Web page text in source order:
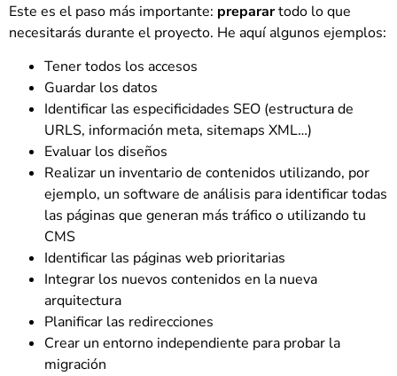
Este es el paso más importante: preparartodo lo que
necesitarás durante el proyecto. He aquí algunos ejemplos:
Tener todos los accesos
Guardar los datos
Identificar las especificidades SEO (estructura de
URLS, información meta, sitemaps XML…)
Evaluar los diseños
Realizar un inventario de contenidos utilizando, por
ejemplo, un software de análisis para identificar todas
las páginas que generan más tráfico o utilizando tu
CMS
Identificar las páginas web prioritarias
Integrar los nuevos contenidos en la nueva
arquitectura
Planificar las redirecciones
Crear un entorno independiente para probar la
migración